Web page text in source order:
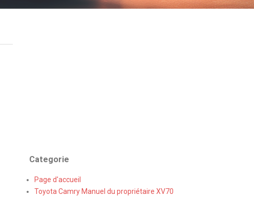
Categorie
Page d'accueil
Toyota Camry Manuel du propriétaire XV70